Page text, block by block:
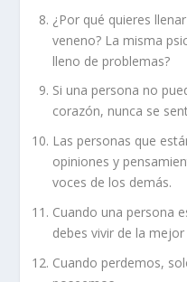
¿Por qué quieres
veneno? La misma
lleno de problemas?
Si una persona no
corazón, nunca se
Las personas que
opiniones y
voces de los demás.
Cuando una persona
debes vivir de la
Cuando perdemos,